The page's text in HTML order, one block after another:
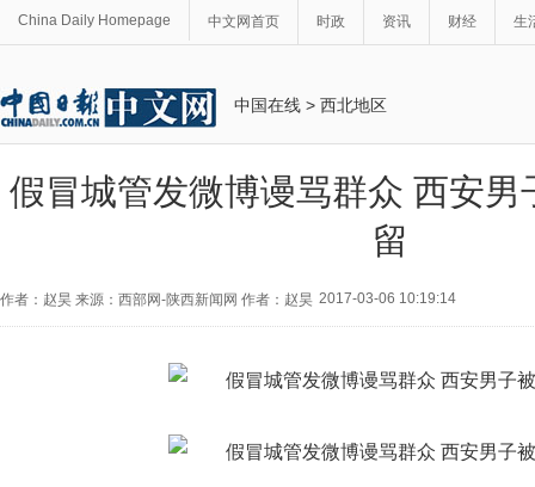
China Daily Homepage 中文网首页 时政 资讯 财经 生
中国在线 > 西北地区
假冒城管发微博谩骂群众 西安男
留
作者：赵昊 来源：西部网-陕西新闻网 作者：赵昊 2017-03-06 10:19:14